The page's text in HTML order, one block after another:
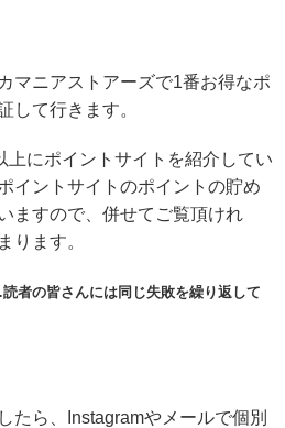
マニアストアーズで1番お得なポ
して行きます。
上にポイントサイトを紹介してい
イントサイトのポイントの貯め
ますので、併せてご覧頂けれ
ります。
者の皆さんには同じ失敗を繰り返して
たら、Instagramやメールで個別